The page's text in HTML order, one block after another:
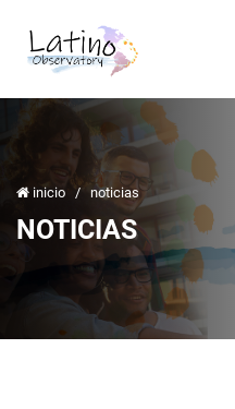
inicio / noticias
NOTICIAS